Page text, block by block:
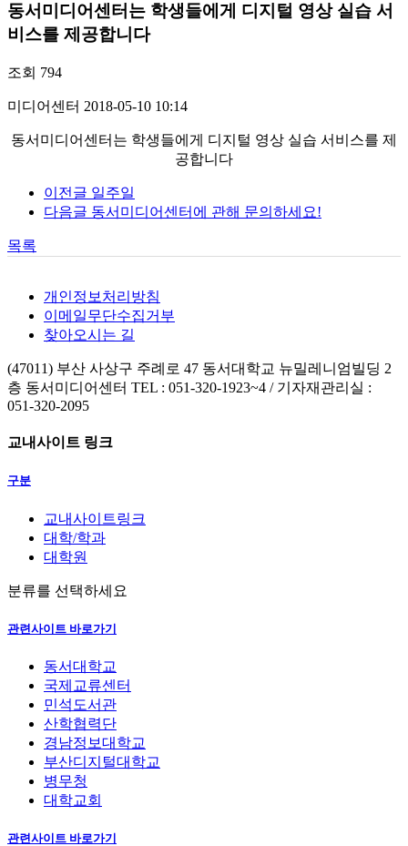
동서미디어센터는 학생들에게 디지털 영상 실습 서
비스를 제공합니다
조회 794
미디어센터 2018-05-10 10:14
동서미디어센터는 학생들에게 디지털 영상 실습 서비스를 제
공합니다
이전글 일주일
다음글 동서미디어센터에 관해 문의하세요!
목록
개인정보처리방침
이메일무단수집거부
찾아오시는 길
(47011) 부산 사상구 주례로 47 동서대학교 뉴밀레니엄빌딩 2
층 동서미디어센터 TEL : 051-320-1923~4 / 기자재관리실 :
051-320-2095
교내사이트 링크
구분
교내사이트링크
대학/학과
대학원
분류를 선택하세요
관련사이트 바로가기
동서대학교
국제교류센터
민석도서관
산학협력단
경남정보대학교
부산디지털대학교
병무청
대학교회
관련사이트 바로가기